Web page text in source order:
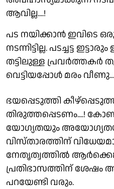
ആവില്ല....!
പട നയിക്കാൻ ഇവിടെ
നടന്നിട്ടില്ല. പടച്ചട്ട
തട്ടിലുള്ള പ്രവർത്തകർ
വെട്ടിയപ്പോൾ മരം
ഭയപ്പെടുത്തി
തിരുത്തപ്പെടണം....!
യോഗ്യതയും
വിസ്താരത്തിന്
നേതൃത്വത്തിൽ
പ്രതിഭാസത്തിന് ശേഷം
പറയേണ്ടി വരും.